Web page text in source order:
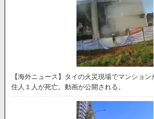
【海外ニュース】タイの火災現場でマンショ
住人１人が死亡。動画が公開される。